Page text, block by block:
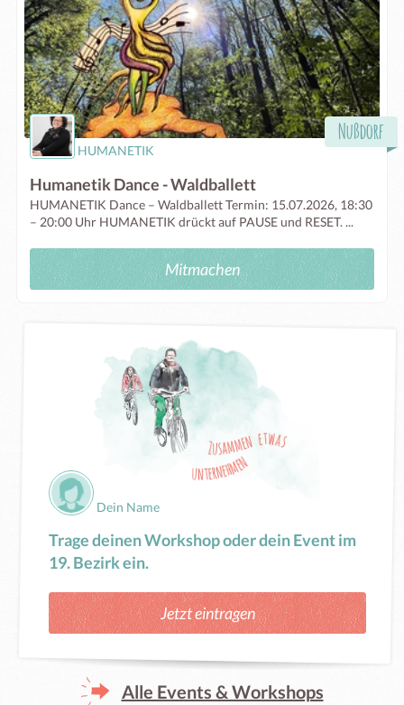
Nußdorf
HUMANETIK
Humanetik Dance - Waldballett
HUMANETIK Dance – Waldballett Termin: 15.07.2026, 18:30
– 20:00 Uhr HUMANETIK drückt auf PAUSE und RESET. ...
Mitmachen
Dein Name
Trage deinen Workshop oder dein Event im
19. Bezirk ein.
Jetzt eintragen
Alle Events & Workshops